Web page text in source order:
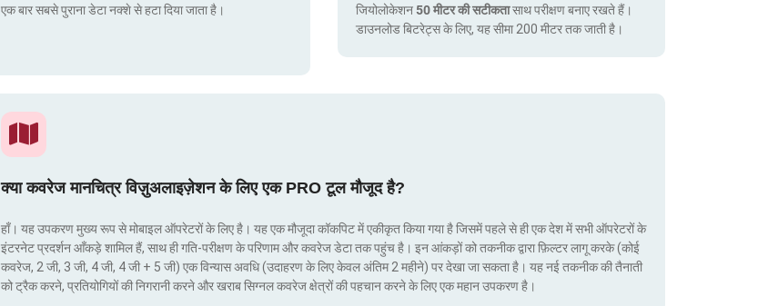
एक बार सबसे पुराना डेटा नक्शे से हटा दिया जाता है।
जियोलोकेशन50 मीटर की सटीकतासाथ परीक्षण बनाए रखते हैं।
डाउनलोड बिटरेट्स के लिए, यह सीमा 200 मीटर तक जाती है।
क्या कवरेज मानचित्र विज़ुअलाइज़ेशन के लिए एक PRO टूल मौजूद है?
हाँ। यह उपकरण मुख्य रूप से मोबाइल ऑपरेटरों के लिए है। यह एक मौजूदा कॉकपिट में एकीकृत किया गया है जिसमें पहले से ही एक देश में सभी ऑपरेटरों के
इंटरनेट प्रदर्शन आँकड़े शामिल हैं, साथ ही गति-परीक्षण के परिणाम और कवरेज डेटा तक पहुंच है। इन आंकड़ों को तकनीक द्वारा फ़िल्टर लागू करके (कोई
कवरेज, 2 जी, 3 जी, 4 जी, 4 जी + 5 जी) एक विन्यास अवधि (उदाहरण के लिए केवल अंतिम 2 महीने) पर देखा जा सकता है। यह नई तकनीक की तैनाती
को ट्रैक करने, प्रतियोगियों की निगरानी करने और खराब सिग्नल कवरेज क्षेत्रों की पहचान करने के लिए एक महान उपकरण है।